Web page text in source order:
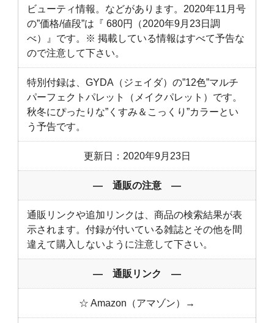
ビューティ情報。などがあります。2020年11月号
の”価格/値段”は『 680円（2020年9月23日調
べ）』です。※ 掲載している情報はすべて予告な
ので注意して下さい。
特別付録は、GYDA（ジェイダ）の”12色”マルチ
パーフェクトパレット（メイクパレット）です。
秋冬にぴったりな”くすみ＆こっくり”カラーとい
う予告です。
更新日：2020年9月23日
― 通販の注意 ―
通販リンクや追加リンクは、商品の検索結果が表
示されます。付録が付いている雑誌とその他を間
違えて購入しないように注意して下さい。
― 通販リンク ―
☆ Amazon（アマゾン）→